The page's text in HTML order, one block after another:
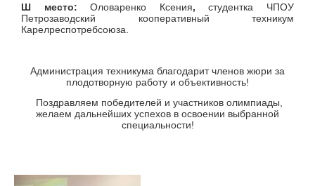
Ш место:Оловаренко Ксения, студентка ЧПОУ
Петрозаводский кооперативный техникум
Карелреспотребсоюза.
Администрация техникума благодарит членов жюри за
плодотворную работу и объективность!
Поздравляем победителей и участников олимпиады,
желаем дальнейших успехов в освоении выбранной
специальности!